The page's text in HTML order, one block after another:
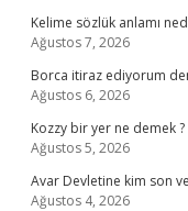
Kelime sözlük anlamı
Ağustos 7, 2026
Borca itiraz ediyorum
Ağustos 6, 2026
Kozzy bir yer ne demek ?
Ağustos 5, 2026
Avar Devletine kim son
Ağustos 4, 2026